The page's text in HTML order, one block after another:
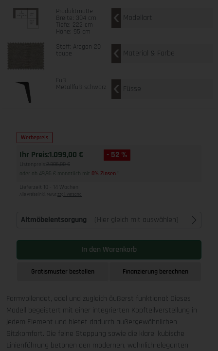
Produktmaße
Breite: 304 cm
Tiefe: 222 cm
Höhe: 95 cm
Modellart
Stoff: Aragon 20
taupe Material & Farbe
Fuß
Metallfuß schwarz Füsse
Werbepreis
Ihr Preis:1.099,00 € - 52 %
Listenpreis: 2.306,00 €
oder ab 49,96 € monatlich mit 0% Zinsen
Lieferzeit 10 - 14 Wochen
Alle Preise inkl. MwSt zzgl. Versand
Altmöbelentsorgung (Hier gleich mit auswählen)
In den Warenkorb
Gratismuster bestellen Finanzierung berechnen
Formvollendet, edel und zugleich äußerst funktional: Dieses
Modell begeistert mit einer integrierten Kopfteilverstellung in
jedem Element und bietet dadurch außergewöhnlichen
Sitzkomfort. Die feine Steppung sowie die klare, kubische
Linienführung betonen den modernen, wohnlich-eleganten